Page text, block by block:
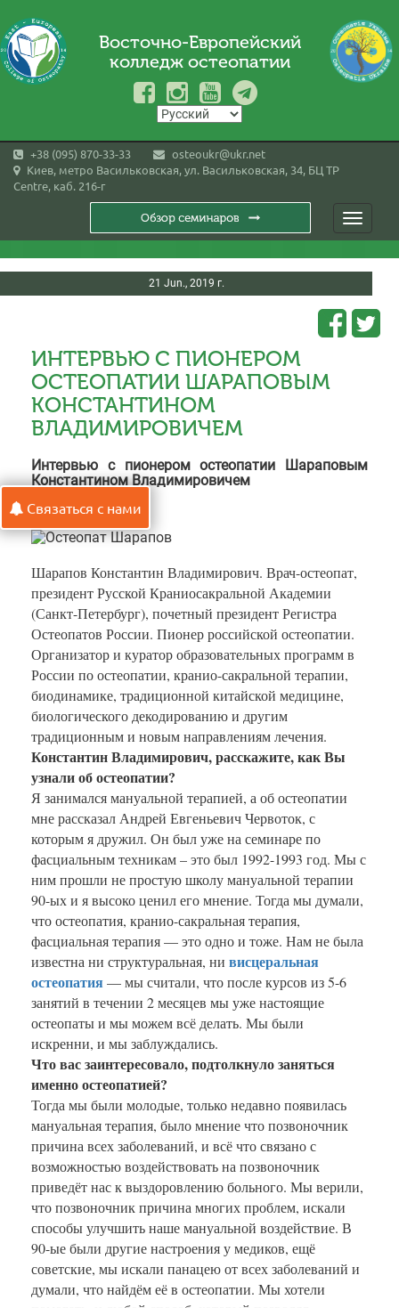
Восточно-Европейский
колледж остеопатии
+38 (095) 870-33-33
osteoukr@ukr.net
Киев, метро Васильковская, ул. Васильковская, 34, БЦ TP
Centre, каб. 216-г
Toggle
21 Jun., 2019 г.
ИНТЕРВЬЮ С ПИОНЕРОМ
ОСТЕОПАТИИ ШАРАПОВЫМ
КОНСТАНТИНОМ
ВЛАДИМИРОВИЧЕМ
Интервью с пионером остеопатии Шараповым
Константином Владимировичем
Шарапов Константин Владимирович. Врач-остеопат,
президент Русской Краниосакральной Академии
(Санкт-Петербург), почетный президент Регистра
Остеопатов России. Пионер российской остеопатии.
Организатор и куратор образовательных программ в
России по остеопатии, кранио-сакральной терапии,
биодинамике, традиционной китайской медицине,
биологического декодированию и другим
традиционным и новым направлениям лечения.
Константин Владимирович, расскажите, как Вы
узнали об остеопатии?
Я занимался мануальной терапией, а об остеопатии
мне рассказал Андрей Евгеньевич Червоток, с
которым я дружил. Он был уже на семинаре по
фасциальным техникам – это был 1992-1993 год. Мы с
ним прошли не простую школу мануальной терапии
90-ых и я высоко ценил его мнение. Тогда мы думали,
что остеопатия, кранио-сакральная терапия,
фасциальная терапия — это одно и тоже. Нам не была
известна ни структуральная, ни висцеральная
остеопатия— мы считали, что после курсов из 5-6
занятий в течении 2 месяцев мы уже настоящие
остеопаты и мы можем всё делать. Мы были
искренни, и мы заблуждались.
Что вас заинтересовало, подтолкнуло заняться
именно остеопатией?
Тогда мы были молодые, только недавно появилась
мануальная терапия, было мнение что позвоночник
причина всех заболеваний, и всё что связано с
возможностью воздействовать на позвоночник
приведёт нас к выздоровлению больного. Мы верили,
что позвоночник причина многих проблем, искали
способы улучшить наше мануальной воздействие. В
90-ые были другие настроения у медиков, ещё
советские, мы искали панацею от всех заболеваний и
думали, что найдём её в остеопатии. Мы хотели
Связаться с нами